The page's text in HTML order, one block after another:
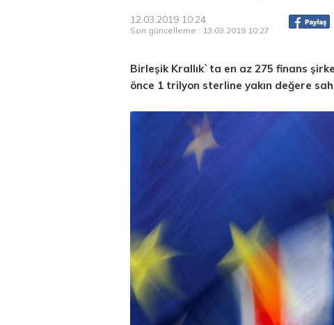
12.03.2019 10:24
Son güncelleme : 13.03.2019 10:27
Birleşik Krallık`ta en az 275 finans
önce 1 trilyon sterline yakın değere